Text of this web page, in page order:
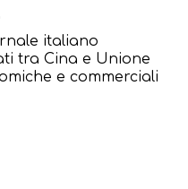
italiano
tra Cina e Unione
e commerciali